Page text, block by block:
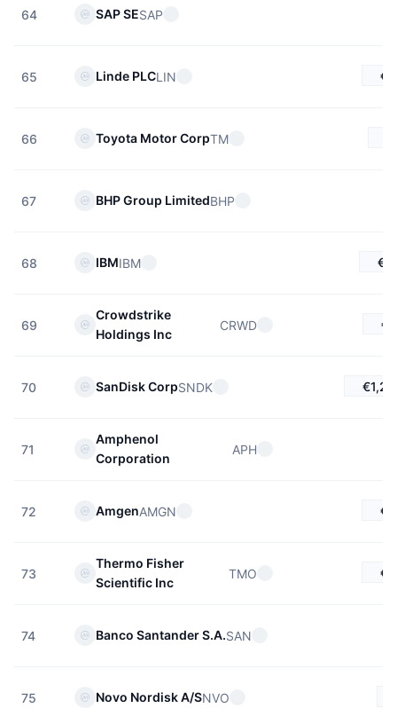
64 SAP SESAP
65 Linde PLCLIN
66 Toyota Motor CorpTM
67 BHP Group LimitedBHP
68 IBMIBM
69
Crowdstrike
Holdings Inc
CRWD
70 SanDisk CorpSNDK
71
Amphenol
Corporation
APH
72 AmgenAMGN
73
Thermo Fisher
Scientific Inc
TMO
74 Banco Santander S.A.SAN
75 Novo Nordisk A/SNVO